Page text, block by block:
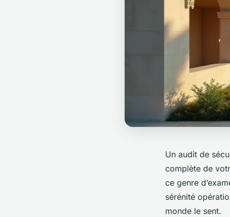
Un audit de
complète de
ce genre
sérénité
monde le sent.